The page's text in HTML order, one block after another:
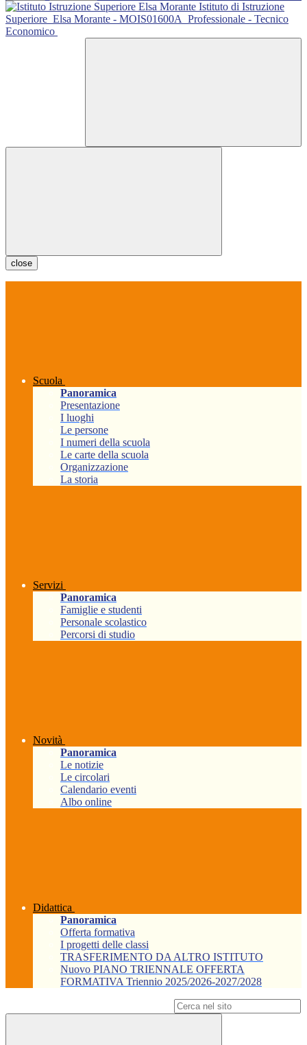
Istituto di Istruzione
Superiore Elsa Morante - MOIS01600A Professionale - Tecnico
Economico
close
Scuola
Panoramica
Presentazione
I luoghi
Le persone
I numeri della scuola
Le carte della scuola
Organizzazione
La storia
Servizi
Panoramica
Famiglie e studenti
Personale scolastico
Percorsi di studio
Novità
Panoramica
Le notizie
Le circolari
Calendario eventi
Albo online
Didattica
Panoramica
Offerta formativa
I progetti delle classi
TRASFERIMENTO DA ALTRO ISTITUTO
Nuovo PIANO TRIENNALE OFFERTA
FORMATIVA Triennio 2025/2026-2027/2028